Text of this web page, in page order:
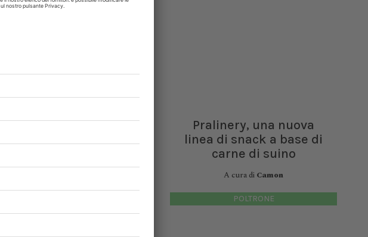
maturata negli anni e
lo stress dovuto alla
non ha trascurato la
di testimonianze
ovest Sardegna con
in Italia, secondo
di Sassari, vede la
ambientale della
Inoltre, vi collaborano
e sociali del
Pralinery, una nuova
linea di snack a base di
carne di suino
A cura di Camon
POLTRONE